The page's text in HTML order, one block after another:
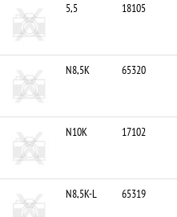
5,5 18105
N8,5K 65320
N10K 17102
N8,5K-L 65319